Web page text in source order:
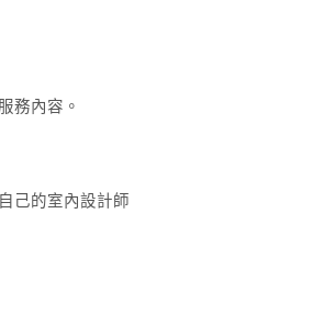
務內容。
己的室內設計師